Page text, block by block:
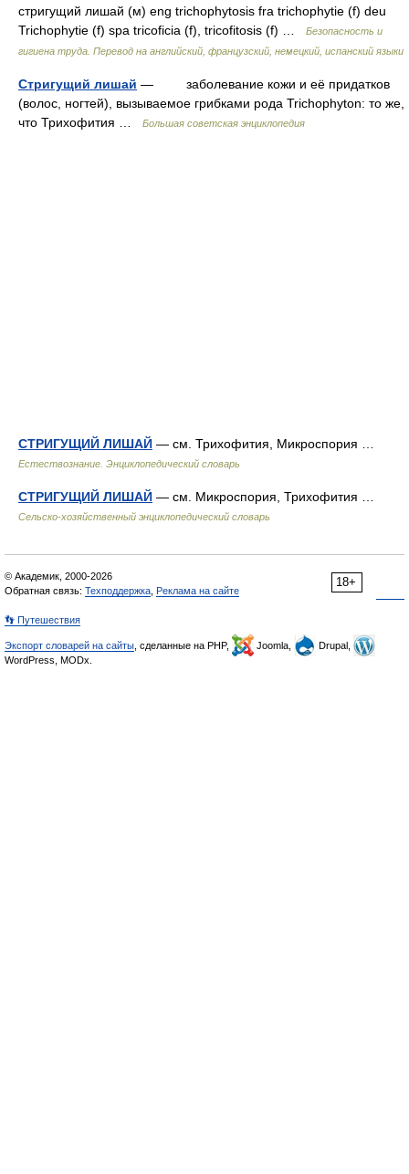
стригущий лишай (м) eng trichophytosis fra trichophytie (f) deu
Trichophytie (f) spa tricoficia (f), tricofitosis (f) …
Безопасность и
гигиена труда. Перевод на английский, французский, немецкий, испанский языки
Стригущий лишай — заболевание кожи и её придатков
(волос, ногтей), вызываемое грибками рода Trichophyton: то же,
что Трихофития …
Большая советская энциклопедия
СТРИГУЩИЙ ЛИШАЙ — см. Трихофития, Микроспория …
Естествознание. Энциклопедический словарь
СТРИГУЩИЙ ЛИШАЙ — см. Микроспория, Трихофития …
Сельско-хозяйственный энциклопедический словарь
18+
© Академик, 2000-2026
Обратная связь: Техподдержка Реклама на сайте
👣 Путешествия
Экспорт словарей на сайты , сделанные на PHP, Joomla,
Drupal,
WordPress, MODx.